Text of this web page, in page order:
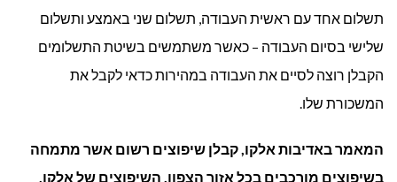
תשלום אחד עם ראשית העבודה, תשלום שני באמצע ותשלום
שלישי בסיום העבודה – כאשר משתמשים בשיטת התשלומים
הקבלן רוצה לסיים את העבודה במהירות כדאי לקבל את
המשכורת שלו.
המאמר באדיבות אלקו, קבלן שיפוצים רשום אשר מתמחה
בשיפוצים מורכבים בכל אזור הצפון. השיפוצים של אלקו,